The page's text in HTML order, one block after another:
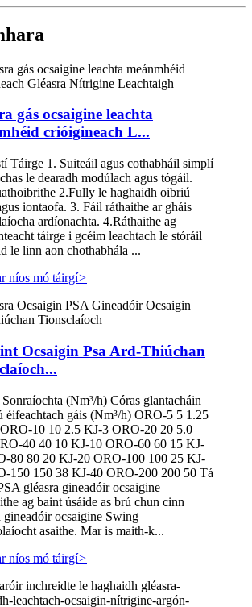
gás ocsaigine leachta
crióigineach L...
Táirge 1. Suiteáil agus cothabháil simplí
le dearadh modúlach agus tógáil.
2.Fully le haghaidh oibriú
iontaofa. 3. Fáil ráthaithe ar gháis
ardíonachta. 4.Ráthaithe ag
táirge i gcéim leachtach le stóráil
le linn aon chothabhála ...
níos mó táirgí>
Ocsaigin Psa Ard-Thiúchan
(Nm³/h) Córas glantacháin
éifeachtach gáis (Nm³/h) ORO-5 5 1.25
10 10 2.5 KJ-3 ORO-20 20 5.0
40 40 10 KJ-10 ORO-60 60 15 KJ-
80 80 20 KJ-20 ORO-100 100 25 KJ-
150 150 38 KJ-40 ORO-200 200 50 Tá
gléasra gineadóir ocsaigine
ag baint úsáide as brú chun cinn
gineadóir ocsaigine Swing
asaithe. Mar is maith-k...
níos mó táirgí>